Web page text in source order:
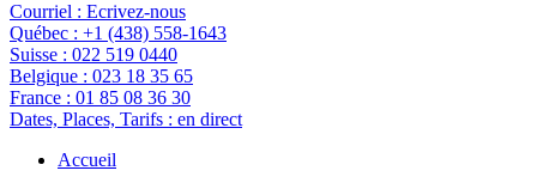
Courriel : Ecrivez-nous
Québec : +1 (438) 558-1643
Suisse : 022 519 0440
Belgique : 023 18 35 65
France : 01 85 08 36 30
Dates, Places, Tarifs : en direct
Accueil